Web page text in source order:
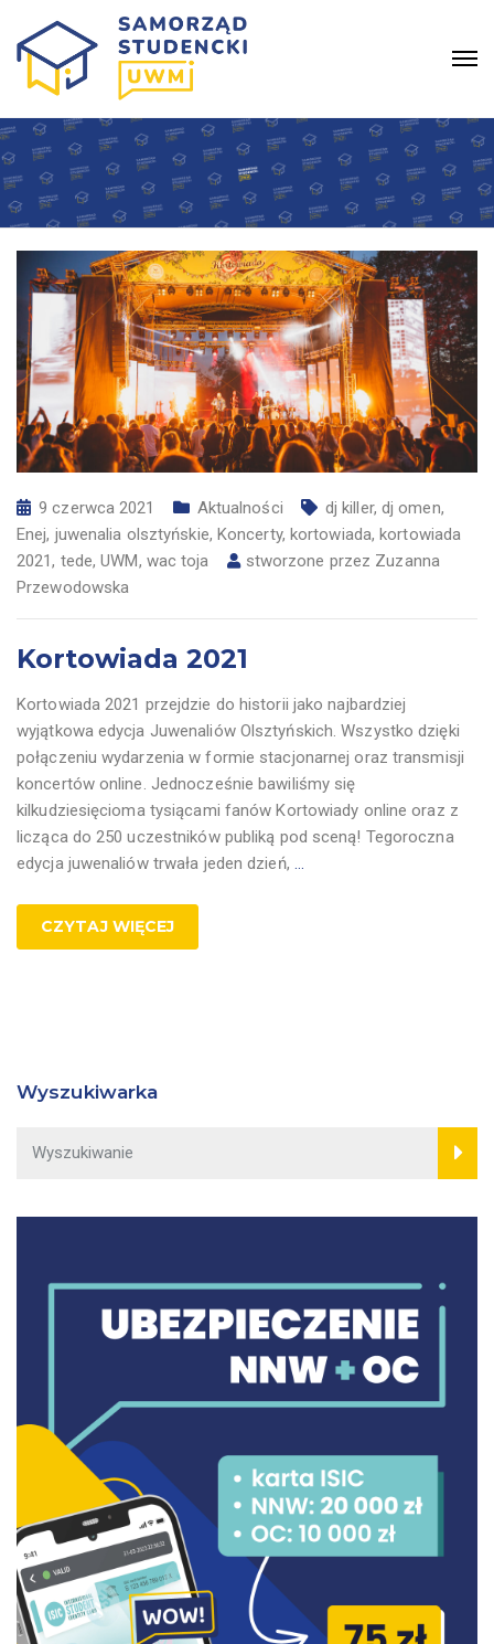
9 czerwca 2021 Aktualności dj killer, dj omen,
Enej, juwenalia olsztyńskie, Koncerty, kortowiada,kortowiada
2021, tede,UWM, wac toja stworzone przez Zuzanna
Przewodowska
Kortowiada 2021
Kortowiada 2021 przejdzie do historii jako najbardziej
wyjątkowa edycja Juwenaliów Olsztyńskich. Wszystko dzięki
połączeniu wydarzenia w formie stacjonarnej oraz transmisji
koncertów online. Jednocześnie bawiliśmy się
kilkudziesięcioma tysiącami fanów Kortowiady online oraz z
licząca do 250 uczestników publiką pod sceną! Tegoroczna
edycja juwenaliów trwała jeden dzień, …
CZYTAJ WIĘCEJ
Wyszukiwarka